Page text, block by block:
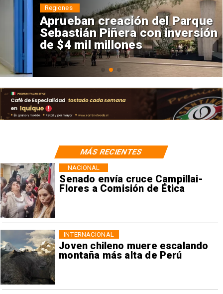
Aprueban creación del Parque
Sebastián Piñera con inversión
de $4 mil millones
Senado envía cruce Campillai-
Flores a Comisión de Ética
NACIONAL
Joven chileno muere escalando
montaña más alta de Perú
INTERNACIONAL
MÁS RECIENTES